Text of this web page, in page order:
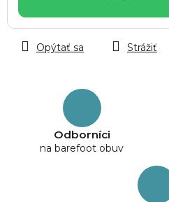
Odborníci
na barefoot obuv
Opýtať sa Strážiť